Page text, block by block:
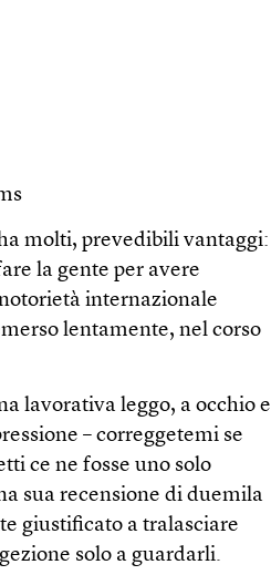
molti, prevedibili vantaggi:
la gente per avere
internazionale
lentamente, nel corso
lavorativa leggo, a occhio e
– correggetemi se
ce ne fosse uno solo
sua recensione di duemila
giustificato a tralasciare
solo a guardarli.